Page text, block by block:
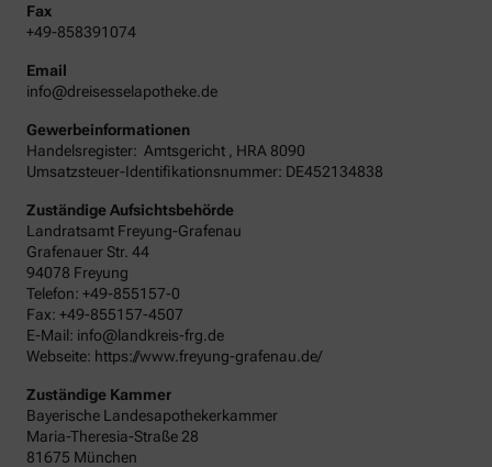
Fax
+49-858391074
Email
info@dreisesselapotheke.de
Gewerbeinformationen
Handelsregister: Amtsgericht HRA 8090
Umsatzsteuer-Identifikationsnummer: DE452134838
Zuständige Aufsichtsbehörde
Landratsamt Freyung-Grafenau
Grafenauer Str. 44
94078 Freyung
Telefon: +49-855157-0
Fax: +49-855157-4507
E-Mail: info@landkreis-frg.de
Webseite: https://www.freyung-grafenau.de/
Zuständige Kammer
Bayerische Landesapothekerkammer
Maria-Theresia-Straße 28
81675 München